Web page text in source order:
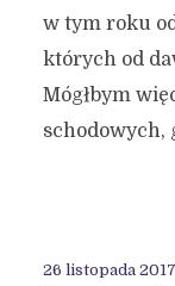
w tym roku
których od
Mógłbym
schodowych,
26 listopada 2017